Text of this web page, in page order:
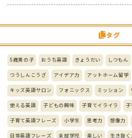
タグ
5歳男の子 おうち英語 きょうだい しつもん
つうしんこうざ アイデア力 アットホーム留学
キッズ英語サロン フォニックス ミッション
使える英語 子どもの興味 子育てイライラ 子
子育て英語フレーズ 小学生 思考力 想像力
日常英語フレーズ 未就学児 楽しい 生き抜く